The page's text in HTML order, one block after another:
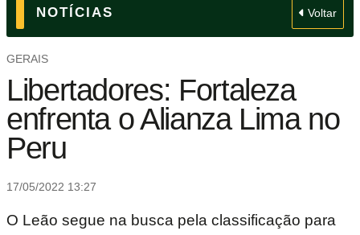
NOTÍCIAS Voltar
GERAIS
Libertadores: Fortaleza
enfrenta o Alianza Lima no
Peru
17/05/2022 13:27
O Leão segue na busca pela classificação para